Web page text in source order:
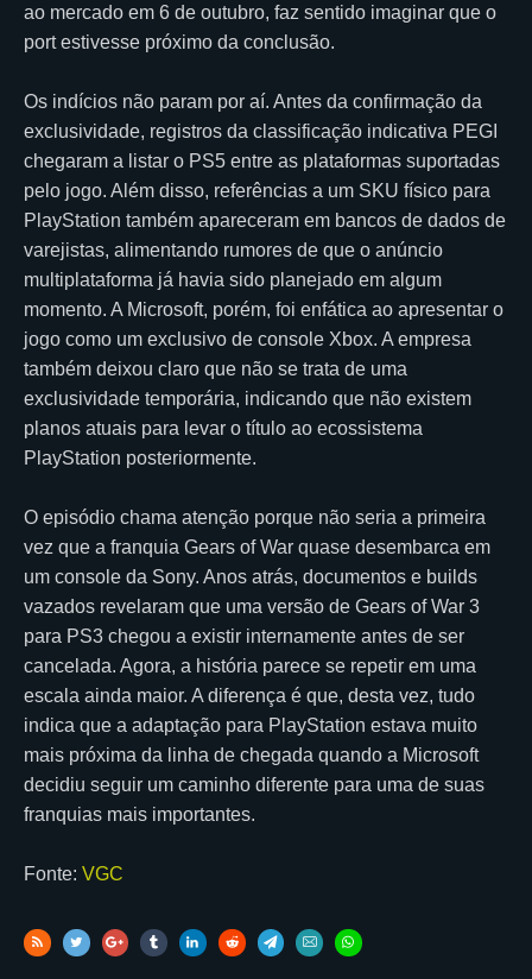
ao mercado em 6 de outubro, faz sentido imaginar que o
port estivesse próximo da conclusão.
Os indícios não param por aí. Antes da confirmação da
exclusividade, registros da classificação indicativa PEGI
chegaram a listar o PS5 entre as plataformas suportadas
pelo jogo. Além disso, referências a um SKU físico para
PlayStation também apareceram em bancos de dados de
varejistas, alimentando rumores de que o anúncio
multiplataforma já havia sido planejado em algum
momento. A Microsoft, porém, foi enfática ao apresentar o
jogo como um exclusivo de console Xbox. A empresa
também deixou claro que não se trata de uma
exclusividade temporária, indicando que não existem
planos atuais para levar o título ao ecossistema
PlayStation posteriormente.
O episódio chama atenção porque não seria a primeira
vez que a franquia Gears of War quase desembarca em
um console da Sony. Anos atrás, documentos e builds
vazados revelaram que uma versão de Gears of War 3
para PS3 chegou a existir internamente antes de ser
cancelada. Agora, a história parece se repetir em uma
escala ainda maior. A diferença é que, desta vez, tudo
indica que a adaptação para PlayStation estava muito
mais próxima da linha de chegada quando a Microsoft
decidiu seguir um caminho diferente para uma de suas
franquias mais importantes.
Fonte: VGC